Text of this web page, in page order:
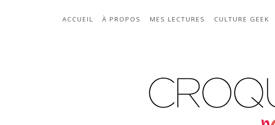
ACCUEIL À PROPOS MES LECTURES CULTURE GEEK